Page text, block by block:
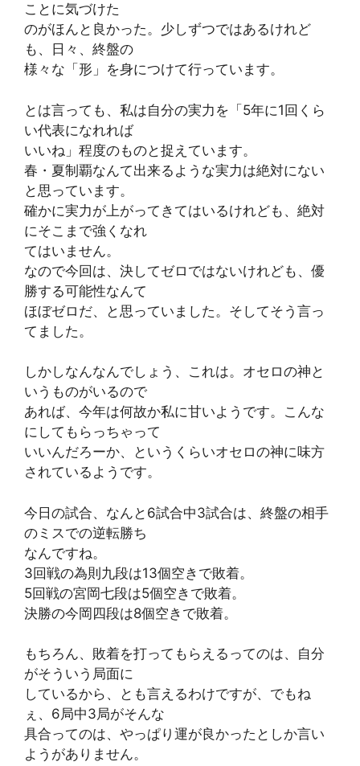
ことに気づけた
のがほんと良かった。少しずつではあるけれど
も、日々、終盤の
様々な「形」を身につけて行っています。
とは言っても、私は自分の実力を「5年に1回くら
い代表になれれば
いいね」程度のものと捉えています。
春・夏制覇なんて出来るような実力は絶対にない
と思っています。
確かに実力が上がってきてはいるけれども、絶対
にそこまで強くなれ
てはいません。
なので今回は、決してゼロではないけれども、優
勝する可能性なんて
ほぼゼロだ、と思っていました。そしてそう言っ
てました。
しかしなんなんでしょう、これは。オセロの神と
いうものがいるので
あれば、今年は何故か私に甘いようです。こんな
にしてもらっちゃって
いいんだろーか、というくらいオセロの神に味方
されているようです。
今日の試合、なんと6試合中3試合は、終盤の相手
のミスでの逆転勝ち
なんですね。
3回戦の為則九段は13個空きで敗着。
5回戦の宮岡七段は5個空きで敗着。
決勝の今岡四段は8個空きで敗着。
もちろん、敗着を打ってもらえるってのは、自分
がそういう局面に
しているから、とも言えるわけですが、でもね
ぇ、6局中3局がそんな
具合ってのは、やっぱり運が良かったとしか言い
ようがありません。